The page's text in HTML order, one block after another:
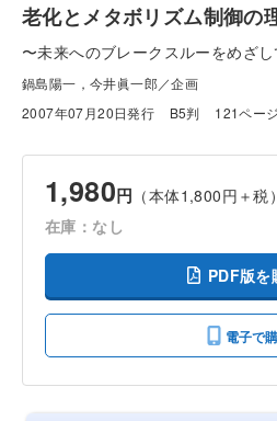
老化とメタボリズム制御の
〜未来へのブレークスルーをめざ
鍋島陽一，今井眞一郎／企画
2007年07月20日発行
B5判 121ページ
1,980円 （本体1,800円＋税）
在庫：なし
PDF版を
電子で